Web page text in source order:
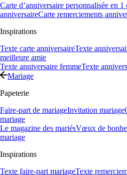
Carte d’anniversaire personnalisée en 1
anniversaireCarte remerciements
Inspirations
Texte carte anniversaireTexte
meilleure amie
Texte anniversaire femmeTexte
Mariage
Papeterie
Faire-part de mariageInvitation mariage
mariage
Le magazine des mariésVœux de
mariage
Inspirations
Texte faire-part mariageTexte